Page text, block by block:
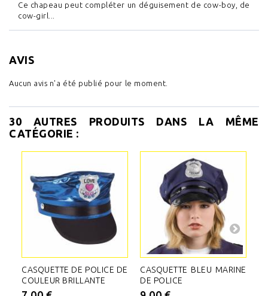
Ce chapeau peut compléter un déguisement de cow-boy, de
cow-girl...
AVIS
Aucun avis n'a été publié pour le moment.
30 AUTRES PRODUITS DANS LA MÊME
CATÉGORIE :
CASQUETTE DE POLICE DE
COULEUR BRILLANTE
CASQUETTE BLEU MARINE
DE POLICE